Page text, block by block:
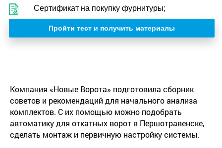
Сертификат на покупку фурнитуры;
Пройти тест и получить материалы
Компания «Новые Ворота» подготовила сборник
советов и рекомендаций для начального анализа
комплектов. С их помощью можно подобрать
автоматику для откатных ворот в Першотравенске,
сделать монтаж и первичную настройку системы.